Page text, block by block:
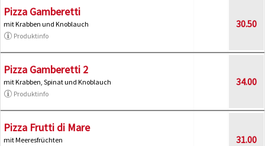
Pizza Gamberetti
mit Krabben und Knoblauch
Produktinfo
30.50
Pizza Gamberetti 2
mit Krabben, Spinat und Knoblauch
Produktinfo
34.00
Pizza Frutti di Mare
mit Meeresfrüchten
31.00